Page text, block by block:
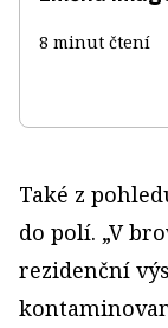
8 minut čtení
Také z
do polí. „V
rezidenční